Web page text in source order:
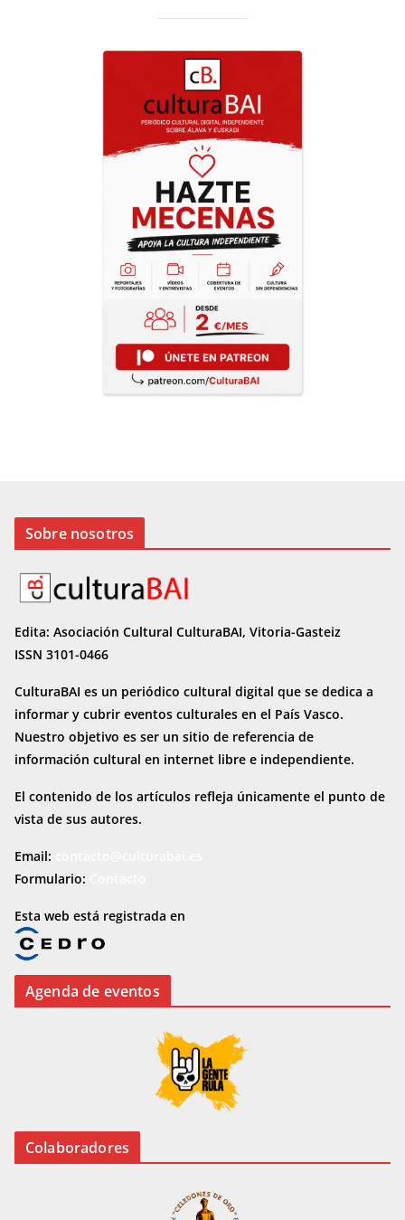
Sobre nosotros
Edita: Asociación Cultural CulturaBAI, Vitoria-Gasteiz
ISSN 3101-0466
CulturaBAI es un periódico cultural digital que se dedica a
informar y cubrir eventos culturales en el País Vasco.
Nuestro objetivo es ser un sitio de referencia de
información cultural en internet libre e independiente.
El contenido de los artículos refleja únicamente el punto de
vista de sus autores.
Email:
Formulario:
Esta web está registrada en
Agenda de eventos
Colaboradores